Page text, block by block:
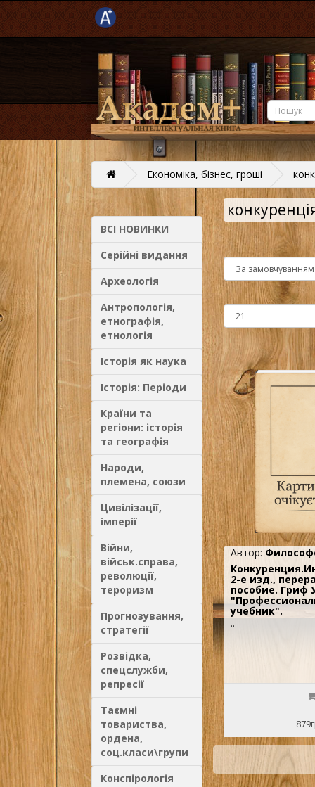
Економіка, бізнес, гроші
ВСІ НОВИНКИ
Серійні видання
Археологія
Антропологія,
етнографія,
етнологія
Історія як наука
Історія: Періоди
Країни та
регіони: історія
та географія
Народи,
племена, союзи
Цивілізації,
імперії
Війни,
військ.справа,
революції,
тероризм
Прогнозування,
стратегії
Розвідка,
спецслужби,
репресії
Таємні
товариства,
ордена,
соц.класи\групи
Конспірологія
Автор:
2-е изд.,
пособие. Гриф
учебник".
..